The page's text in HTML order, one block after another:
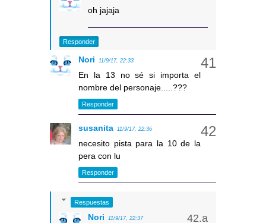
oh jajaja
Responder
Nori 11/9/17, 22:33
En la 13 no sé si importa el
nombre del personaje.....???
Responder
susanita 11/9/17, 22:36
necesito pista para la 10 de la
pera con lu
Responder
Respuestas
Nori 11/9/17, 22:37